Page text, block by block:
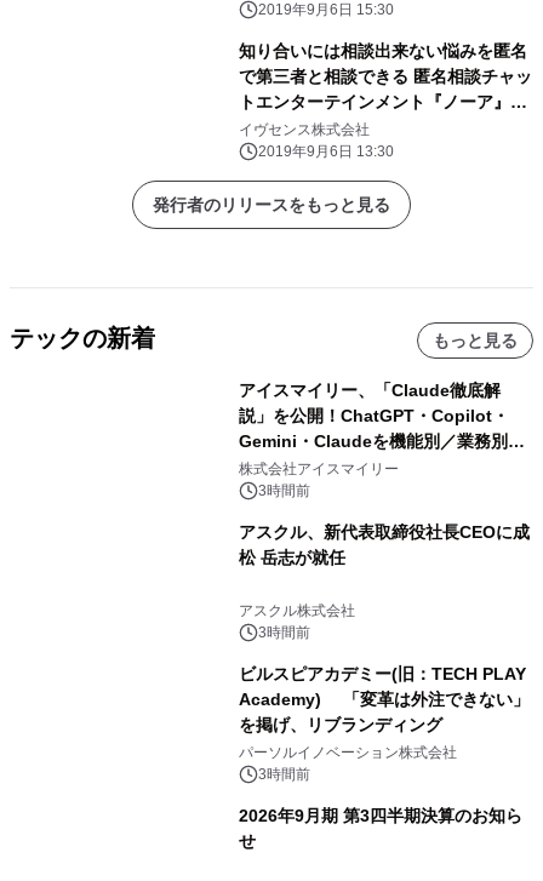
2019年9月6日 15:30
知り合いには相談出来ない悩みを匿名
で第三者と相談できる 匿名相談チャッ
トエンターテインメント『ノーア』サ
ービス開始
イヴセンス株式会社
2019年9月6日 13:30
発行者のリリースをもっと見る
テックの新着 もっと見る
アイスマイリー、「Claude徹底解
説」を公開！ChatGPT・Copilot・
Gemini・Claudeを機能別／業務別に
比較―自社に合う生成AIの選び方がわ
かる実践ガイド
株式会社アイスマイリー
3時間前
アスクル、新代表取締役社長CEOに成
松 岳志が就任
アスクル株式会社
3時間前
ビルスピアカデミー(旧：TECH PLAY
Academy) 「変革は外注できない」
を掲げ、リブランディング
パーソルイノベーション株式会社
3時間前
2026年9月期 第3四半期決算のお知ら
せ